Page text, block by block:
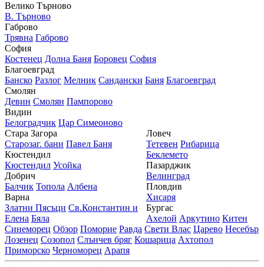
Велико Търново
В. Търново
Габрово
Трявна Габрово
София
Костенец Долна Баня Боровец София
Благоевград
Банско Разлог Мелник Сандански Баня Благоевград
Смолян
Девин Смолян Пампорово
Видин
Белоградчик Цар Симеоново
Стара Загора
Старозаг. бани Павел Баня
Кюстендил
Кюстендил Усойка
Добрич
Балчик Топола Албена
Варна
Златни Пясъци Св.Константин и
Елена Бяла
Ловеч
Тетевен Рибарица
Беклемето
Пазарджик
Велинград
Пловдив
Хисаря
Бургас
Ахелой Аркутино Китен
Синеморец Обзор Поморие Равда Свети Влас Царево Несебър
Лозенец Созопол Слънчев бряг Кошарица Ахтопол
Приморско Черноморец Арапя